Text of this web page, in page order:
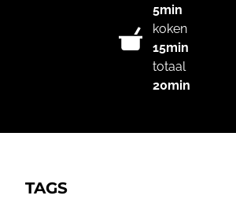
5min
koken
15min
totaal
20min
TAGS